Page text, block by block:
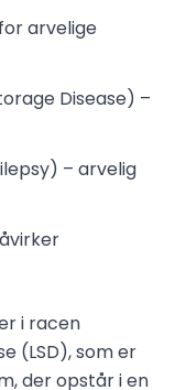
arvelige
Disease) –
– arvelig
i racen
(LSD), som er
der opstår i en